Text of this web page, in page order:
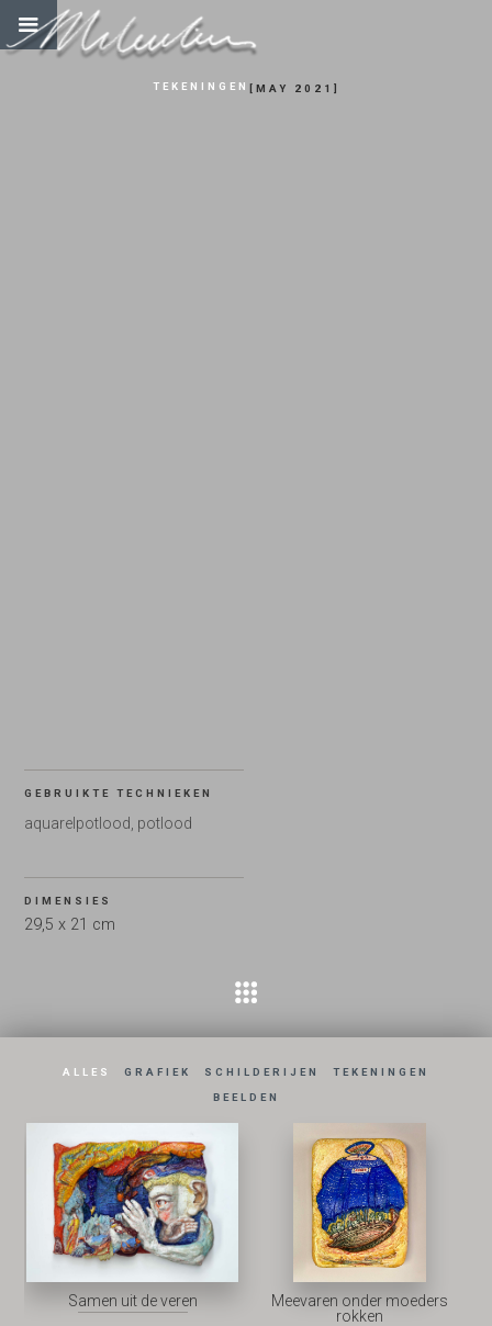
TEKENINGEN [ MAY 2021 ]
GEBRUIKTE TECHNIEKEN
aquarelpotlood, potlood
DIMENSIES
29,5 x 21 cm
ALLES GRAFIEK SCHILDERIJEN TEKENINGEN
BEELDEN
Samen uit de veren
Meevaren onder moeders
rokken